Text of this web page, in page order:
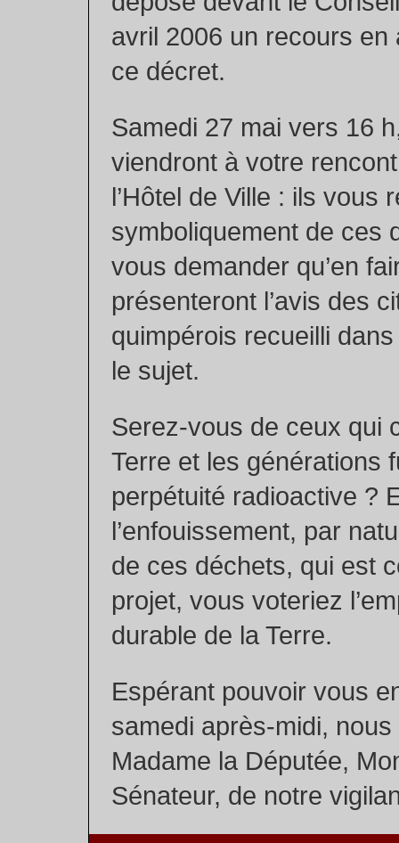
avril 2006 un recours en
ce décret.
Samedi 27 mai vers 16
viendront à votre
l’Hôtel de Ville : ils vous
symboliquement de ces
vous demander qu’en
présenteront l’avis des
quimpérois recueilli dans
le sujet.
Serez-vous de ceux qui
Terre et les générations
perpétuité radioactive ?
l’enfouissement, par
de ces déchets, qui est
projet, vous voteriez
durable de la Terre.
Espérant pouvoir vous
samedi après-midi,
Madame la Députée,
Sénateur, de notre